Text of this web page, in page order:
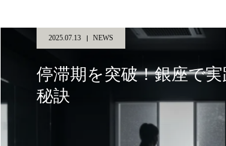
2025.07.13 NEWS
停滞期を突破！銀座で
秘訣